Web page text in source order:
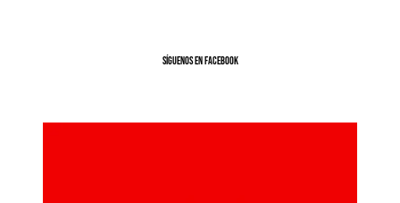
SíGUENOS EN FACEBOOK